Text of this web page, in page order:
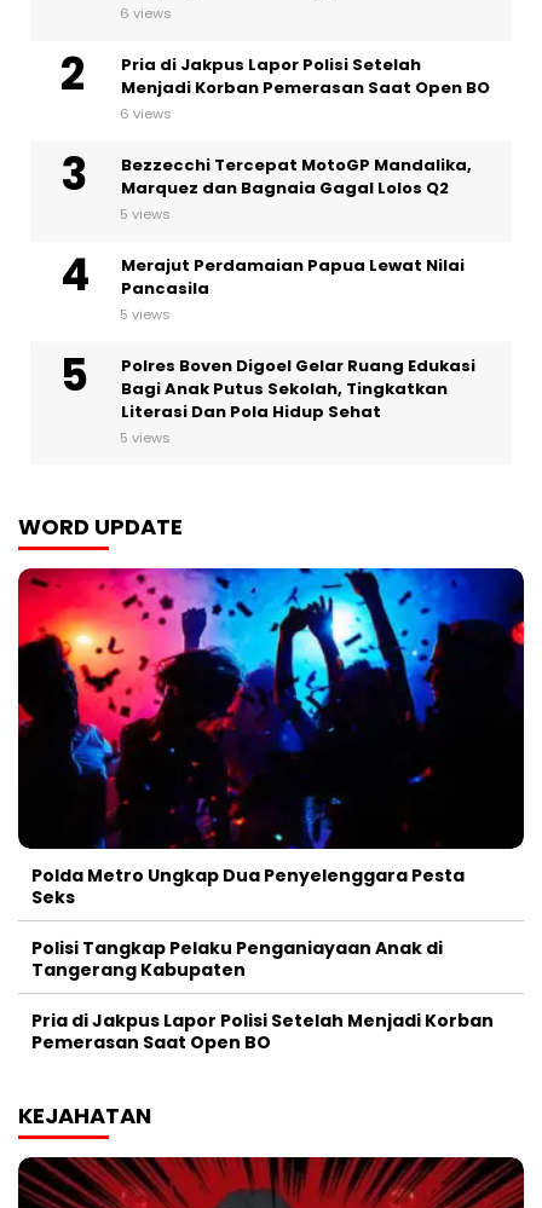
6 views
Pria di Jakpus Lapor Polisi Setelah
Menjadi Korban Pemerasan Saat Open BO
6 views
Bezzecchi Tercepat MotoGP Mandalika,
Marquez dan Bagnaia Gagal Lolos Q2
5 views
Merajut Perdamaian Papua Lewat Nilai
Pancasila
5 views
Polres Boven Digoel Gelar Ruang Edukasi
Bagi Anak Putus Sekolah, Tingkatkan
Literasi Dan Pola Hidup Sehat
5 views
WORD UPDATE
Polda Metro Ungkap Dua Penyelenggara Pesta
Seks
Polisi Tangkap Pelaku Penganiayaan Anak di
Tangerang Kabupaten
Pria di Jakpus Lapor Polisi Setelah Menjadi Korban
Pemerasan Saat Open BO
KEJAHATAN